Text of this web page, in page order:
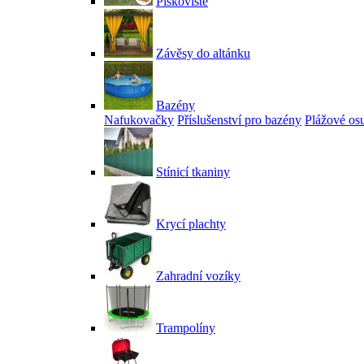
Závěsy do altánku
Bazény
Nafukovačky Příslušenství pro bazény Plážové
Stínicí tkaniny
Krycí plachty
Zahradní vozíky
Trampolíny